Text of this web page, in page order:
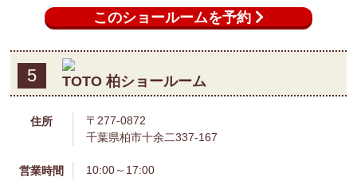
営業時間 10:00～17:00
展示品 キッチン浴室トイレ
アクセス
電車・バスの場合
JR常磐線各駅停車「北小金駅」より、徒歩5分